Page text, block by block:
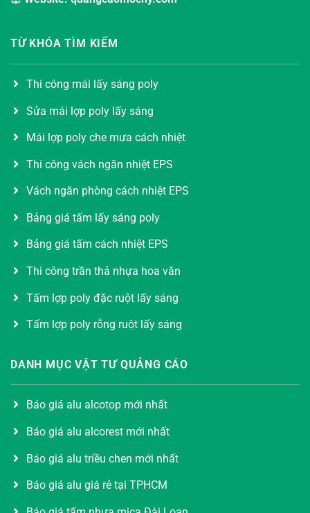
TỪ KHÓA TÌM KIẾM
Thi công mái lấy sáng poly
Sửa mái lợp poly lấy sáng
Mái lợp poly che mưa cách nhiệt
Thi công vách ngăn nhiệt EPS
Vách ngăn phòng cách nhiệt EPS
Bảng giá tấm lấy sáng poly
Bảng giá tấm cách nhiệt EPS
Thi công trần thả nhựa hoa văn
Tấm lợp poly đặc ruột lấy sáng
Tấm lợp poly rỗng ruột lấy sáng
DANH MỤC VẬT TƯ QUẢNG CÁO
Báo giá alu alcotop mới nhất
Báo giá alu alcorest mới nhất
Báo giá alu triều chen mới nhất
Báo giá alu giá rẻ tại TPHCM